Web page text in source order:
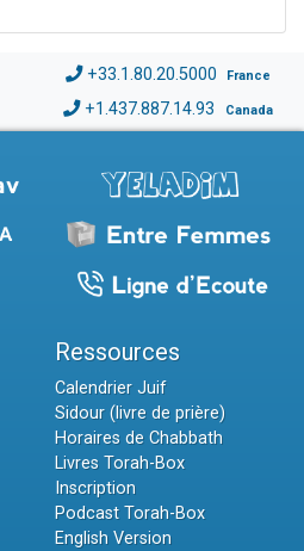
+33.1.80.20.5000 France
+1.437.887.14.93 Canada
Ressources
Calendrier Juif
Sidour (livre de prière)
Horaires de Chabbath
Livres Torah-Box
Inscription
Podcast Torah-Box
English Version